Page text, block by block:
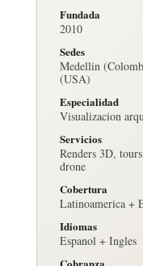
Fundada
2010
Sedes
Medellin
(USA)
Especialidad
Visualizacion
Servicios
Renders 3D,
drone
Cobertura
Latinoamerica +
Idiomas
Espanol + Ingles